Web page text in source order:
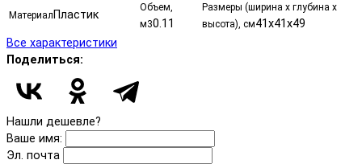
Материал Пластик
Объем,
м30.11
Размеры (ширина х глубина х
высота), см41х41х49
Все характеристики
Поделиться:
Нашли дешевле?
Ваше имя:
Эл. почта